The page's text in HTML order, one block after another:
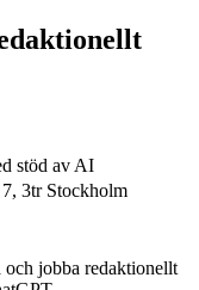
3tr Stockholm
jobba redaktionellt